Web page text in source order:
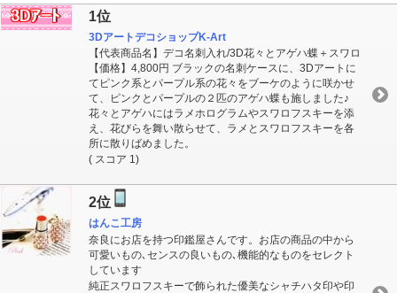
1位
3DアートデコショップK-Art
【代表商品名】デコ名刺入れ/3D花々とアゲハ蝶＋スワロ
【価格】4,800円 ブラックの名刺ケースに、3Dアートに
てピンク系とパープル系の花々をブーケのように咲かせ
て、ピンクとパープルの２匹のアゲハ蝶も施しました♪
花々とアゲハにはラメホログラムやスワロフスキーを添
え、花びらを舞い散らせて、ラメとスワロフスキーを各
所に散りばめました。
( スコア 1)
2位
はんこ工房
奈良にお店を持つ印鑑屋さんです。お店の商品の中から
可愛いもの､センスの良いもの､機能的なものをセレクト
しています
純正スワロフスキーで飾られた優美なシャチハタ印や印